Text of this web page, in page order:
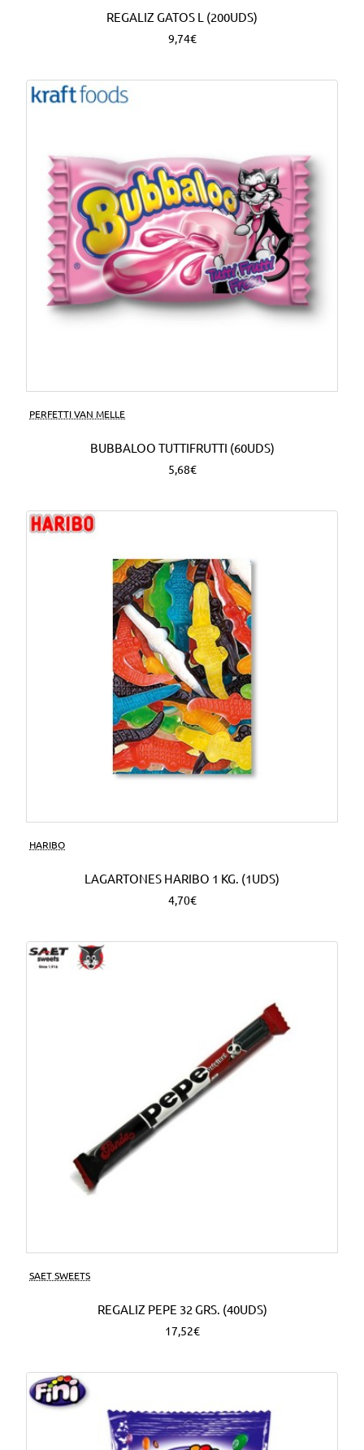
REGALIZ GATOS L (200UDS)
9,74€
PERFETTI VAN MELLE
BUBBALOO TUTTIFRUTTI (60UDS)
5,68€
HARIBO
LAGARTONES HARIBO 1 KG. (1UDS)
4,70€
SAET SWEETS
REGALIZ PEPE 32 GRS. (40UDS)
17,52€